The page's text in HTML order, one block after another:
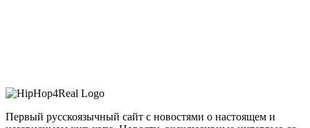
Первый русскоязычный сайт с новостями о настоящем и